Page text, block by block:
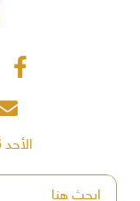
الأحد 26 صفر 1448 / 9-8-2026